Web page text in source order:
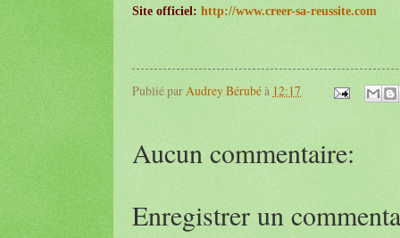
Site officiel: http://www.creer-sa-reussite.com
Publié parAudrey Bérubéà 12:17
Aucun commentaire:
Enregistrer un